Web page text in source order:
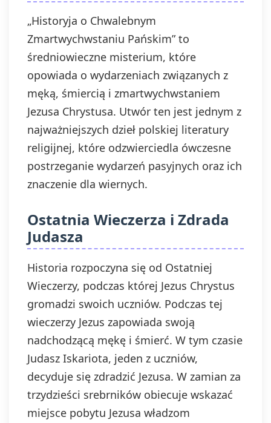
„Historyja o Chwalebnym
Zmartwychwstaniu Pańskim” to
średniowieczne misterium, które
opowiada o wydarzeniach związanych z
męką, śmiercią i zmartwychwstaniem
Jezusa Chrystusa. Utwór ten jest jednym z
najważniejszych dzieł polskiej literatury
religijnej, które odzwierciedla ówczesne
postrzeganie wydarzeń pasyjnych oraz ich
znaczenie dla wiernych.
Ostatnia Wieczerza i Zdrada
Judasza
Historia rozpoczyna się od Ostatniej
Wieczerzy, podczas której Jezus Chrystus
gromadzi swoich uczniów. Podczas tej
wieczerzy Jezus zapowiada swoją
nadchodzącą mękę i śmierć. W tym czasie
Judasz Iskariota, jeden z uczniów,
decyduje się zdradzić Jezusa. W zamian za
trzydzieści srebrników obiecuje wskazać
miejsce pobytu Jezusa władzom